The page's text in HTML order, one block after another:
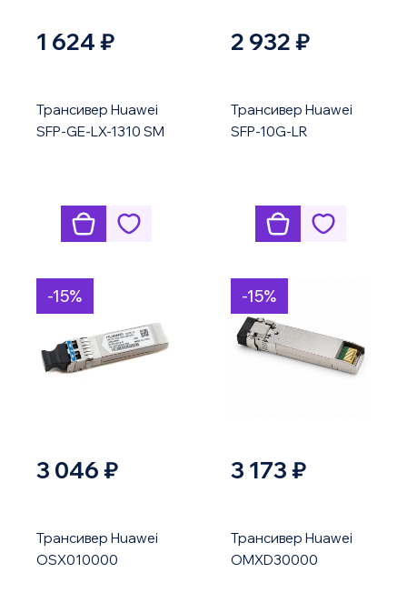
1 624 ₽
Трансивер Huawei
SFP-GE-LX-1310 SM
2 932 ₽
Трансивер Huawei
SFP-10G-LR
-15%
3 046 ₽
Трансивер Huawei
OSX010000
-15%
3 173 ₽
Трансивер Huawei
OMXD30000